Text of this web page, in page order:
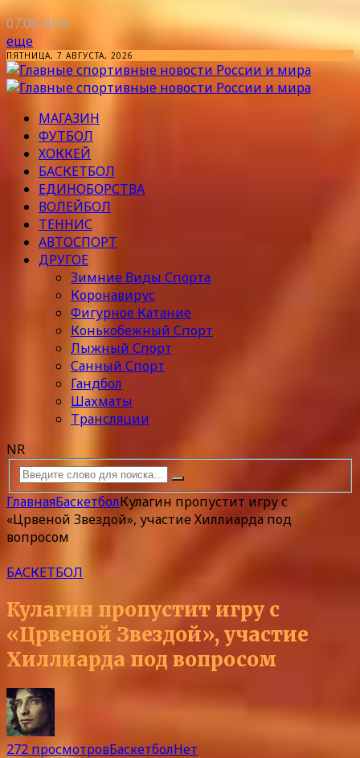
07.08.2026
еще
ПЯТНИЦА, 7 АВГУСТА, 2026
МАГАЗИН
ФУТБОЛ
ХОККЕЙ
БАСКЕТБОЛ
ЕДИНОБОРСТВА
ВОЛЕЙБОЛ
ТЕННИС
АВТОСПОРТ
ДРУГОЕ
Зимние Виды Спорта
Коронавирус
Фигурное Катание
Конькобежный Спорт
Лыжный Спорт
Санный Спорт
Гандбол
Шахматы
Трансляции
NR
ГлавнаяБаскетболКулагин пропустит игру с
«Црвеной Звездой», участие Хиллиарда под
вопросом
БАСКЕТБОЛ
Кулагин пропустит игру с
«Црвеной Звездой», участие
Хиллиарда под вопросом
272 просмотровБаскетболНет